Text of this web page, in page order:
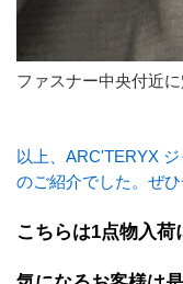
ファスナー中央付近
以上、ARC'TERYX
のご紹介でした。ぜ
こちらは1点物入荷